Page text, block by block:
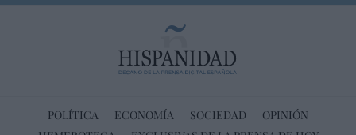
POLÍTICA ECONOMÍA SOCIEDAD
OPINIÓN